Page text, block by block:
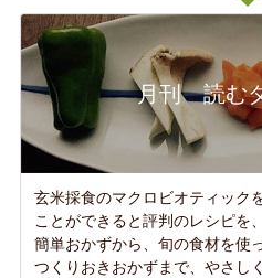
月刊 読む
玄米採食のマクロビオティック
ことができると評判のレシピを
簡単おかずから、旬の食材を使
つくりおきおかずまで、やさし